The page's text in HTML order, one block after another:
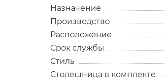
Назначение
Производство
Расположение
Срок службы
Стиль
Столешница в комплекте